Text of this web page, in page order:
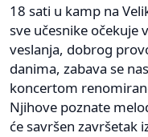
18 sati u kamp na
sve učesnike očekuje
veslanja, dobrog
danima, zabava se
koncertom
Njihove poznate
će savršen završetak